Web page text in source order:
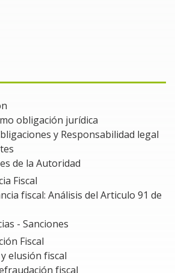
obligación jurídica
y Responsabilidad legal
de la Autoridad
Fiscal
fiscal: Análisis del Articulo 91 de
- Sanciones
Fiscal
elusión fiscal
fiscal